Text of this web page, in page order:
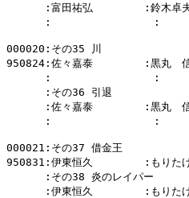
:富田祐弘        :鈴木卓
:                :
000020:その35 川
950824:佐々嘉泰        :黒丸
:                :
      :その36 引退
:佐々嘉泰        :黒丸　
:                :
000021:その37 借金王
950831:伊東恒久        :もり
      :その38 炎のレイパー
:伊東恒久        :もりた